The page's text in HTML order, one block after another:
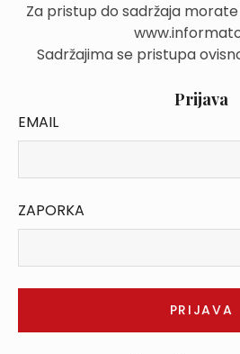
Za pristup do sadržaja
Sadržajima se pristupa
Prijava
EMAIL
ZAPORKA